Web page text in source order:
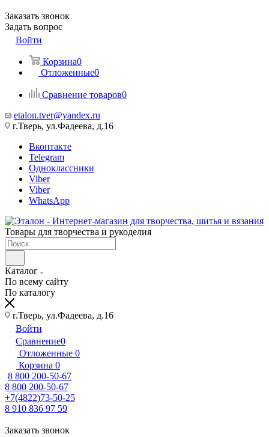
Заказать звонок
Задать вопрос
Войти
Корзина0
Отложенные0
Сравнение товаров0
etalon.tver@yandex.ru
г.Тверь, ул.Фадеева, д.16
Вконтакте
Telegram
Одноклассники
Viber
Viber
WhatsApp
Товары для творчества и рукоделия
Каталог
По всему сайту
По каталогу
г.Тверь, ул.Фадеева, д.16
Войти
Сравнение0
Отложенные 0
Корзина 0
8 800 200-50-67
8 800 200-50-67
+7(4822)73-50-25
8 910 836 97 59
Заказать звонок